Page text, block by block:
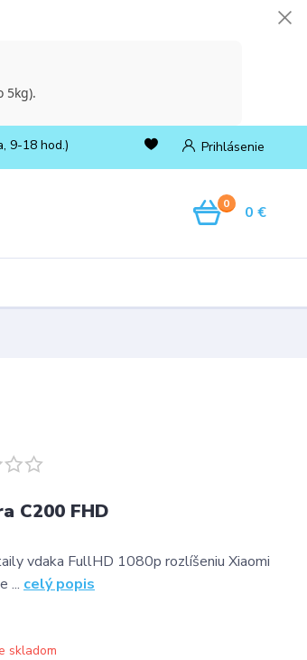
5kg).
Prihlásenie
9-18 hod.)
0 0 €
C200 FHD
vdaka FullHD 1080p rozlíšeniu Xiaomi
... celý popis
skladom